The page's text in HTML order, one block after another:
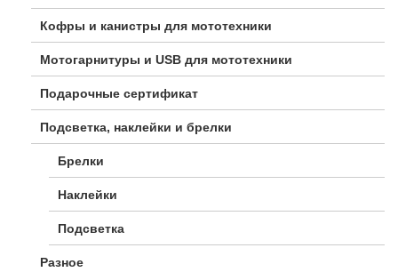
Кофры и канистры для мототехники
Мотогарнитуры и USB для мототехники
Подарочные сертификат
Подсветка, наклейки и брелки
Брелки
Наклейки
Подсветка
Разное